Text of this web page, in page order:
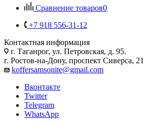
Сравнение товаров0
+7 918 556-31-12
Контактная информация
г. Таганрог, ул. Петровская, д. 95.
г. Ростов-на-Дону, проспект Сиверса, 21
koffersamsonite@gmail.com
Вконтакте
Twitter
Telegram
WhatsApp